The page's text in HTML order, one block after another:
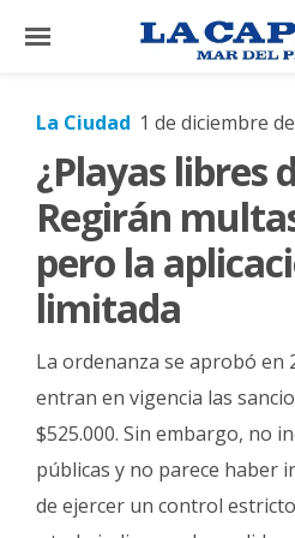
×
El
País
Mundo
La
Cultura
Tecnología
Gastronomía
Salud
La Ciudad 1 de diciembre
¿Playas libres
Regirán
pero la
limitada
La ordenanza se aprobó en
entran en vigencia las
$525.000. Sin embargo, no
públicas y no parece haber
de ejercer un control